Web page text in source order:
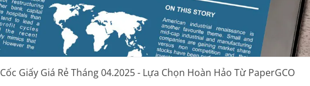
Cốc Giấy Giá Rẻ Tháng 04.2025 - Lựa Chọn Hoàn Hảo Từ PaperGCO